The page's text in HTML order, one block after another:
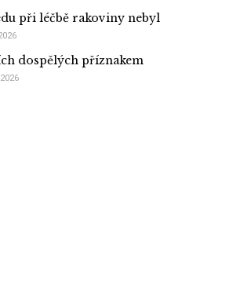
při léčbě rakoviny nebyl
dospělých příznakem